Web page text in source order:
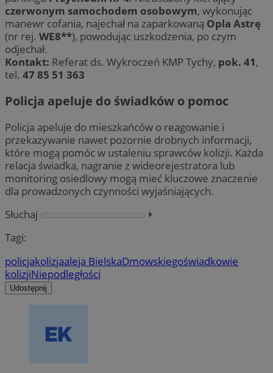
czerwonym samochodem osobowym, wykonując
manewr cofania, najechał na zaparkowaną Opla Astrę
(nr rej. WE8**), powodując uszkodzenia, po czym
odjechał.
Kontakt: Referat ds. Wykroczeń KMP Tychy, pok. 41,
tel. 47 85 51 363
Policja apeluje do świadków o pomoc
Policja apeluje do mieszkańców o reagowanie i
przekazywanie nawet pozornie drobnych informacji,
które mogą pomóc w ustaleniu sprawców kolizji. Każda
relacja świadka, nagranie z wideorejestratora lub
monitoring osiedlowy mogą mieć kluczowe znaczenie
dla prowadzonych czynności wyjaśniających.
Słuchaj
⏵︎
Tagi:
policjakolizjaaleja BielskaDmowskiegoświadkowie
kolizjiNiepodległości
Udostępnij